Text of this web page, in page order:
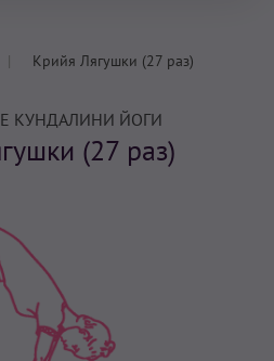
Крийя Лягушки (27 раз)
КУНДАЛИНИ ЙОГИ
(27 раз)